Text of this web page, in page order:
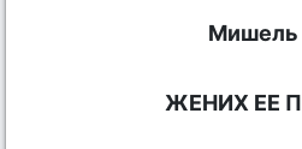
ЖЕНИХ ЕЕ